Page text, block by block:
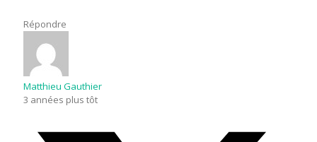
Répondre
Matthieu Gauthier
3 années plus tôt